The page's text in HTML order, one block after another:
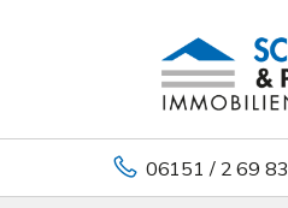
06151 / 2 69 83